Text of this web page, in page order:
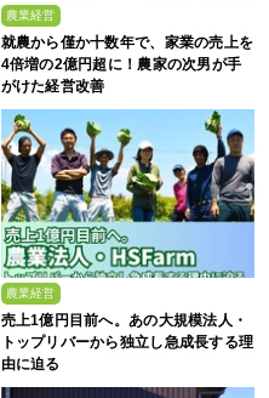
農業経営
就農から僅か十数年で、家業の売上を
4倍増の2億円超に！農家の次男が手
がけた経営改善
農業経営
売上1億円目前へ。あの大規模法人・
トップリバーから独立し急成長する理
由に迫る